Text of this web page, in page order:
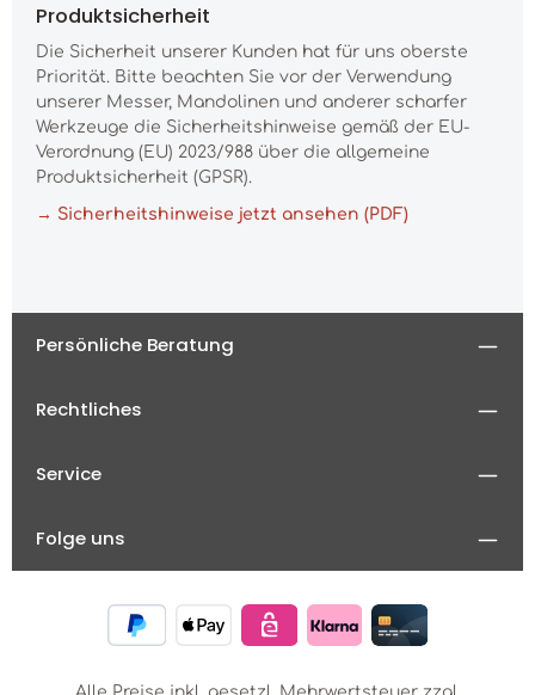
Produktsicherheit
Die Sicherheit unserer Kunden hat für uns oberste
Priorität. Bitte beachten Sie vor der Verwendung
unserer Messer, Mandolinen und anderer scharfer
Werkzeuge die Sicherheitshinweise gemäß der EU-
Verordnung (EU) 2023/988 über die allgemeine
Produktsicherheit (GPSR).
→ Sicherheitshinweise jetzt ansehen (PDF)
Persönliche Beratung
Rechtliches
Service
Folge uns